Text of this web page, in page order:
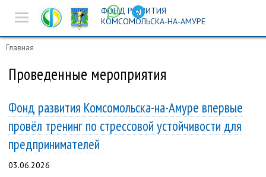
ФОНД РАЗВИТИЯ
КОМСОМОЛЬСКА-НА-АМУРЕ
Новости
Предпринимателям
деятельность
Инвест-площадка
Поиск
Главная
Проведенные мероприятия
Фонд развития Комсомольска-на-Амуре впервые
провёл тренинг по стрессовой устойчивости для
предпринимателей
03.06.2026